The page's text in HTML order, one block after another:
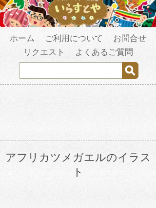
ホーム ご利用について
お問合せ
リクエスト
よくあるご質問
アフリカツメガエルのイラス
ト